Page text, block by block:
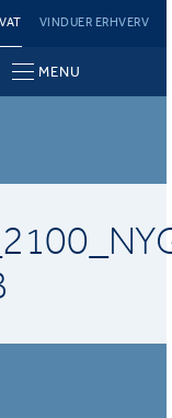
VINDUER ERHVERV
MENU